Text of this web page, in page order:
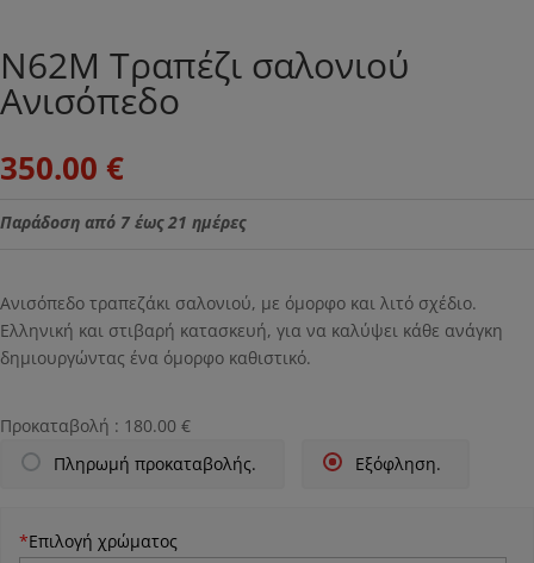
Ν62M Τραπέζι σαλονιού
Ανισόπεδο
350.00 €
Παράδοση από 7 έως 21 ημέρες
Ανισόπεδο τραπεζάκι σαλονιού, με όμορφο και λιτό σχέδιο.
Ελληνική και στιβαρή κατασκευή, για να καλύψει κάθε ανάγκη
δημιουργώντας ένα όμορφο καθιστικό.
Προκαταβολή : 180.00 €
Εξόφληση.
Πληρωμή προκαταβολής.
*Επιλογή χρώματος